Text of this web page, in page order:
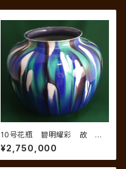
10号花瓶 碧明耀彩 故 三
代 德田八十吉
¥2,750,000